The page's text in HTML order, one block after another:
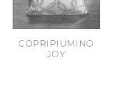
COPRIPIUMINO
JOY